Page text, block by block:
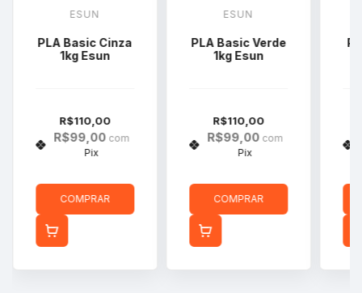
ESUN
PLA Basic Cinza
1kg Esun
R$110,00
R$99,00 com
Pix
COMPRAR
ESUN
PLA Basic Verde
1kg Esun
R$110,00
R$99,00 com
Pix
COMPRAR